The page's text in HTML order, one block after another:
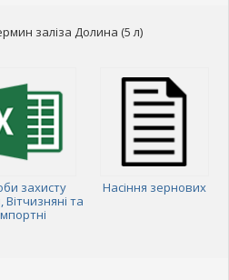
заліза Долина (5 л)
захисту
Вітчизняні та
Насіння зернових